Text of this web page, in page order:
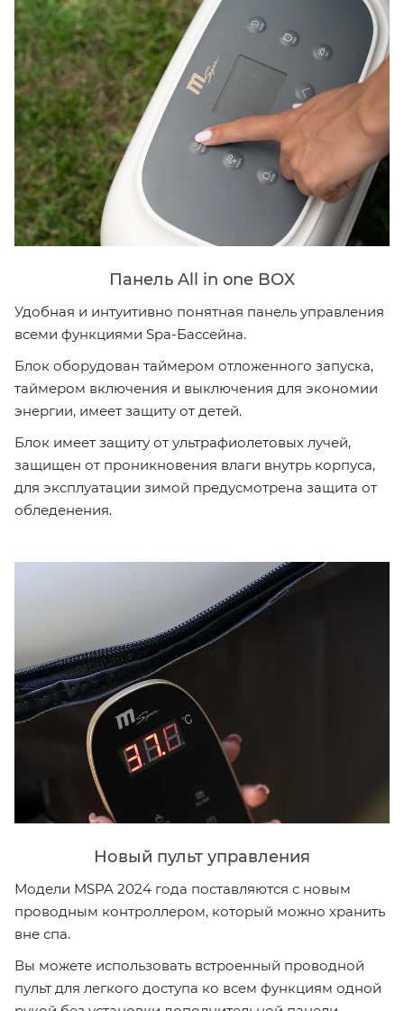
Панель All in one BOX
Удобная и интуитивно понятная панель управления
всеми функциями Spa-Бассейна.
Блок оборудован таймером отложенного запуска,
таймером включения и выключения для экономии
энергии, имеет защиту от детей.
Блок имеет защиту от ультрафиолетовых лучей,
защищен от проникновения влаги внутрь корпуса,
для эксплуатации зимой предусмотрена защита от
обледенения.
Новый пульт управления
Модели MSPA 2024 года поставляются с новым
проводным контроллером, который можно хранить
вне спа.
Вы можете использовать встроенный проводной
пульт для легкого доступа ко всем функциям одной